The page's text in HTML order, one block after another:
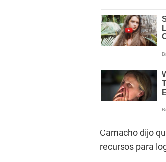
Camacho dijo
recursos para